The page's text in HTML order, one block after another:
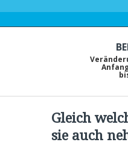
Gleich
sie auch